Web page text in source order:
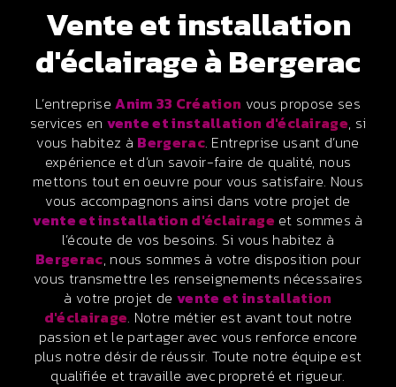
vente et installation
d'éclairage à Bergerac
L’entrepriseAnim 33 Création vous propose ses
services en vente et installation d'éclairage, si
vous habitez à Bergerac. Entreprise usant d’une
expérience et d’un savoir-faire de qualité, nous
mettons tout en oeuvre pour vous satisfaire. Nous
vous accompagnons ainsi dans votre projet de
vente et installation d'éclairage et sommes à
l’écoute de vos besoins. Si vous habitez à
Bergerac, nous sommes à votre disposition pour
vous transmettre les renseignements nécessaires
à votre projet devente et installation
d'éclairage. Notre métier est avant tout notre
passion et le partager avec vous renforce encore
plus notre désir de réussir. Toute notre équipe est
qualifiée et travaille avec propreté et rigueur.